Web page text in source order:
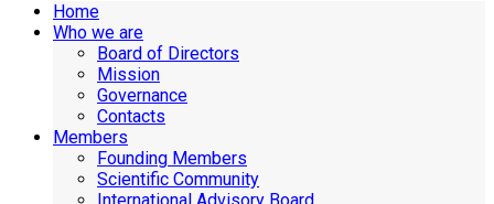
Home
Who we are
Board of Directors
Mission
Governance
Contacts
Members
Founding Members
Scientific Community